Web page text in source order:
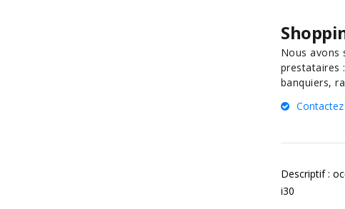
Nous avons
prestataires
banquiers,
Descriptif :
i30